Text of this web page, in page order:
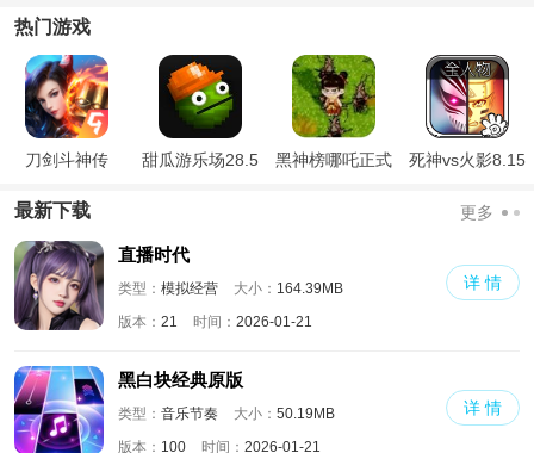
最新版
热门游戏
刀剑斗神传
甜瓜游乐场28.5
黑神榜哪吒正式
死神vs火影8.15
最新下载 更多
直播时代
类型： 模拟经营 大小： 164.39MB
版本： 21 时间： 2026-01-21
详 情
黑白块经典原版
类型： 音乐节奏 大小： 50.19MB
版本： 100 时间： 2026-01-21
详 情